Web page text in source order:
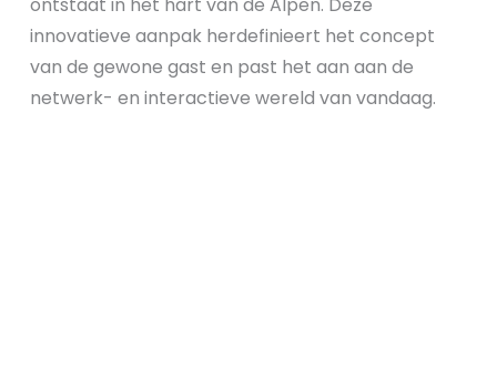
innovatieve aanpak herdefinieert het concept
van de gewone gast en past het aan aan de
netwerk- en interactieve wereld van vandaag.